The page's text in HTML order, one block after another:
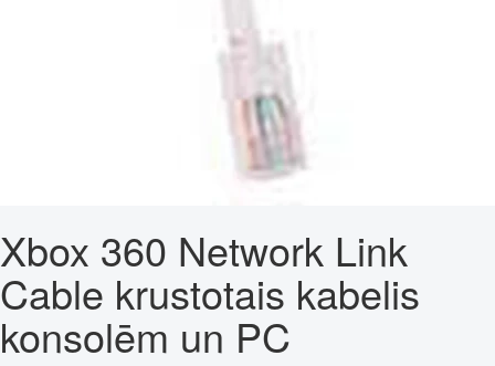
Xbox 360 Network Link
Cable krustotais kabelis
konsolēm un PC